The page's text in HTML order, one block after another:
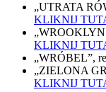
„UTRATA
KLIKNIJ
„WROOKLYN
KLIKNIJ
„WRÓBEL”,
„ZIELONA
KLIKNIJ